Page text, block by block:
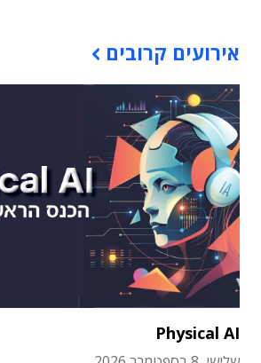
אירועים קרובים
Physical AI